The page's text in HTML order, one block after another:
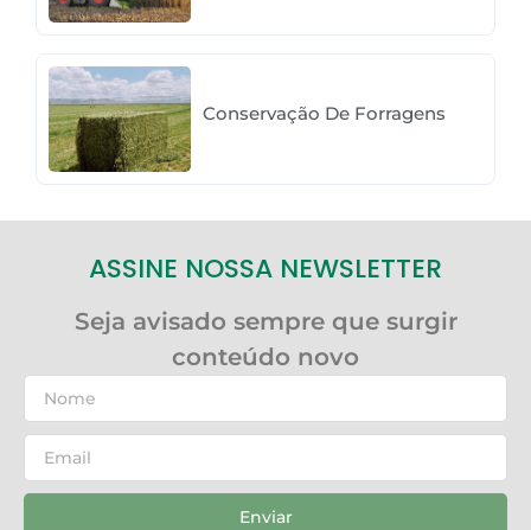
Conservação De Forragens
ASSINE NOSSA NEWSLETTER
Seja avisado sempre que surgir
conteúdo novo
Enviar